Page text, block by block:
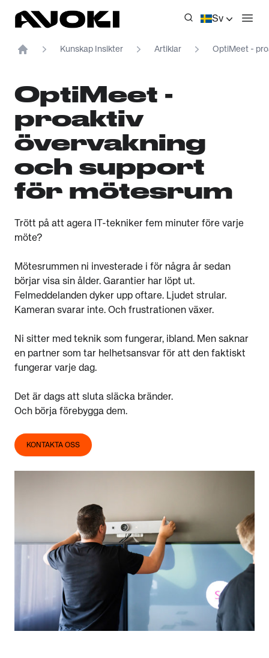
Avoki Sv
Kunskap Insikter Artiklar OptiMeet -
OptiMeet -
proaktiv
övervakning
och support
för mötesrum
Trött på att agera IT-tekniker fem minuter före varje
möte?
Mötesrummen ni investerade i för några år sedan
börjar visa sin ålder. Garantier har löpt ut.
Felmeddelanden dyker upp oftare. Ljudet strular.
Kameran svarar inte. Och frustrationen växer.
Ni sitter med teknik som fungerar, ibland. Men saknar
en partner som tar helhetsansvar för att den faktiskt
fungerar varje dag.
Det är dags att sluta släcka bränder.
Och börja förebygga dem.
KONTAKTA OSS